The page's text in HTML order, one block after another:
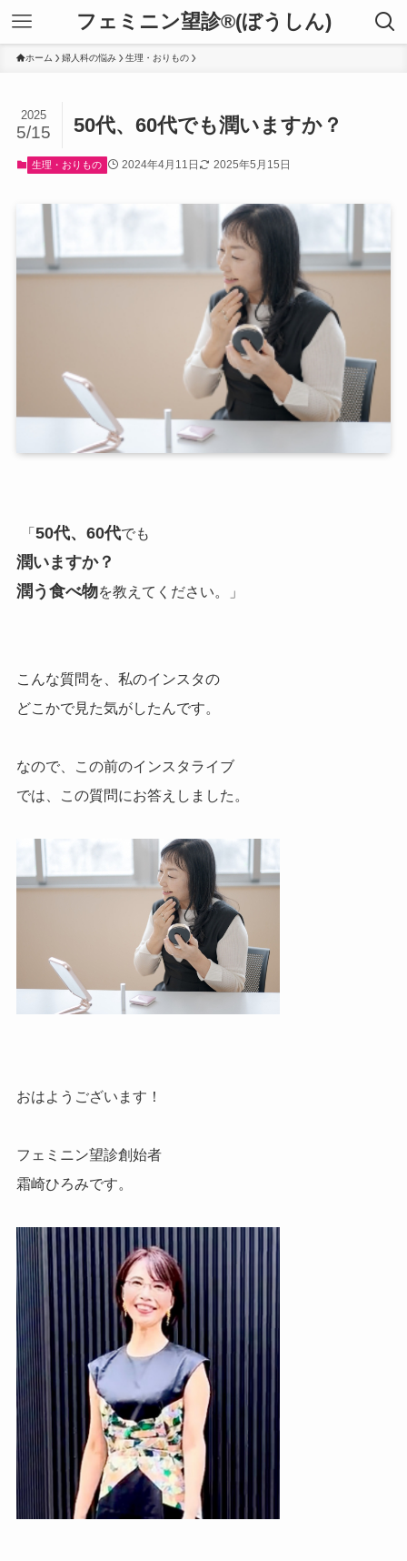
フェミニン望診®(ぼうしん)
ホーム 婦人科の悩み 生理・おりもの
50代、60代でも潤いますか？
2025
5/15
生理・おりもの 2024年4月11日 2025年5月15日
「 50代、60代でも
潤いますか？
潤う食べ物を教えてください。」
こんな質問を、私のインスタの
どこかで見た気がしたんです。
なので、この前のインスタライブ
では、
この質問にお答えしました。
おはようございます！
フェミニン望診創始者
霜崎ひろみです。